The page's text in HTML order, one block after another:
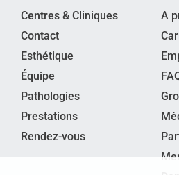
Centres & Cliniques
Contact
Esthétique
Équipe
Pathologies
Prestations
Rendez-vous
A